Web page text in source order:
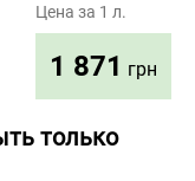
Цена за 1 л.
1 871 грн
только